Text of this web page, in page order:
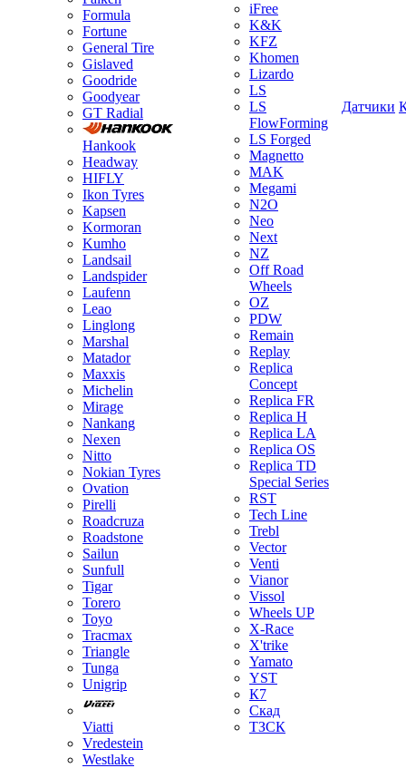
Formula
Fortune
General Tire
Gislaved
Goodride
Goodyear
GT Radial
Hankook
Headway
HIFLY
Ikon Tyres
Kapsen
Kormoran
Kumho
Landsail
Landspider
Laufenn
Leao
Linglong
Marshal
Matador
Maxxis
Michelin
Mirage
Nankang
Nexen
Nitto
Nokian Tyres
Ovation
Pirelli
Roadcruza
Roadstone
Sailun
Sunfull
Tigar
Torero
Toyo
Tracmax
Triangle
Tunga
Unigrip
Viatti
Vredestein
Westlake
iFree
K&K
KFZ
Khomen
Lizardo
LS
LS
FlowForming
LS Forged
Magnetto
MAK
Megami
N2O
Neo
Next
NZ
Off Road
Wheels
OZ
PDW
Remain
Replay
Replica
Concept
Replica FR
Replica H
Replica LA
Replica OS
Replica TD
Special Series
RST
Tech Line
Trebl
Vector
Venti
Vianor
Vissol
Wheels UP
X-Race
X'trike
Yamato
YST
К7
Скад
ТЗСК
Датчики